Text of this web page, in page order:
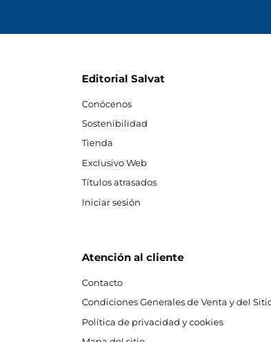
Editorial Salvat
Conócenos
Sostenibilidad
Tienda
Exclusivo Web
Títulos atrasados
Iniciar sesión
Atención al cliente
Contacto
Condiciones Generales de Venta y del
Política de privacidad y cookies